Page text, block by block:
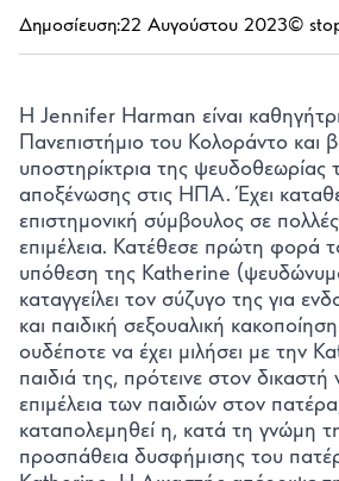
Δημοσίευση:22 Αυγούστου 2023©
Η Jennifer Harman είναι
Πανεπιστήμιο του Κολοράντο και
υποστηρίκτρια της ψευδοθεωρίας
αποξένωσης στις ΗΠΑ. Έχει
επιστημονική σύμβουλος σε πολλές
επιμέλεια. Κατέθεσε πρώτη φορά
υπόθεση της Katherine
καταγγείλει τον σύζυγο της για
και παιδική σεξουαλική
ουδέποτε να έχει μιλήσει με την
παιδιά της, πρότεινε στον δικαστή
επιμέλεια των παιδιών στον
καταπολεμηθεί η, κατά τη γνώμη
προσπάθεια δυσφήμισης του